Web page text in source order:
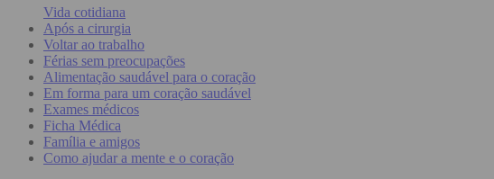
Vida cotidiana
Após a cirurgia
Voltar ao trabalho
Férias sem preocupações
Alimentação saudável para o coração
Em forma para um coração saudável
Exames médicos
Ficha Médica
Família e amigos
Como ajudar a mente e o coração